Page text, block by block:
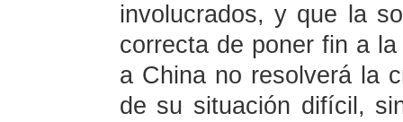
involucrados, y que la
correcta de poner fin a
a China no resolverá la
de su situación difícil,